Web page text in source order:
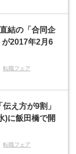
結の「合同企
2017年2月6
転職フェア
え方が9割」
)に飯田橋で開
転職フェア